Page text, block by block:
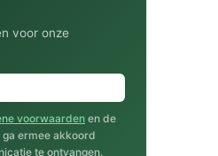
voor onze
voorwaardenen de
ermee akkoord
te ontvangen.